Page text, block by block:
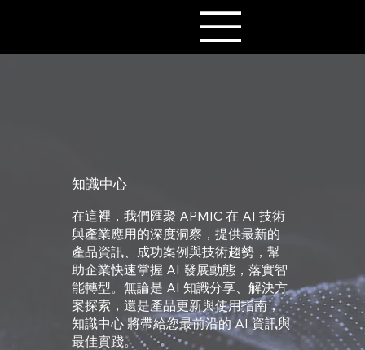
知識中心
在這裡，我們匯聚 APMIC 在 AI 技術
與產業應用的深度洞察，提供最新的
產品資訊、成功案例與技術趨勢，幫
助企業快速掌握 AI 發展動態，落實智
能轉型。無論是 AI 知識分享、解決方
案探索，還是產品更新與使用指南，
知識中心 將帶給您最前沿的 AI 資訊與
最佳實踐。